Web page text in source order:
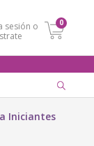
sesión o
0
Iniciantes